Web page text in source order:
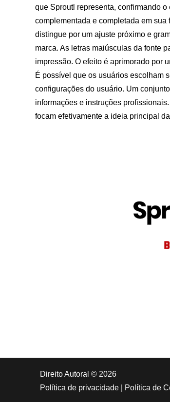
que Sproutl representa, confirmando
complementada e completada em
distingue por um ajuste próximo e
marca. As letras maiúsculas da fonte
impressão. O efeito é aprimorado por
É possível que os usuários escolham
configurações do usuário. Um
informações e instruções
focam efetivamente a ideia principal
Direito Autoral © 2026
Política de privacidade
Política de